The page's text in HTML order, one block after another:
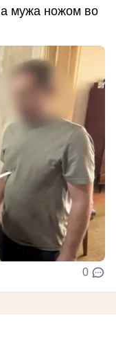
мужа ножом во
0